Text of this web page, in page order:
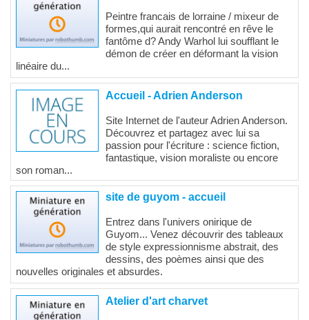
Peintre francais de lorraine / mixeur de
formes,qui aurait rencontré en rêve le
fantôme d? Andy Warhol lui soufflant le
démon de créer en déformant la vision
linéaire du...
Accueil - Adrien Anderson
Site Internet de l'auteur Adrien Anderson.
Découvrez et partagez avec lui sa
passion pour l'écriture : science fiction,
fantastique, vision moraliste ou encore
son roman...
site de guyom - accueil
Entrez dans l'univers onirique de
Guyom... Venez découvrir des tableaux
de style expressionnisme abstrait, des
dessins, des poèmes ainsi que des
nouvelles originales et absurdes.
Atelier d'art charvet